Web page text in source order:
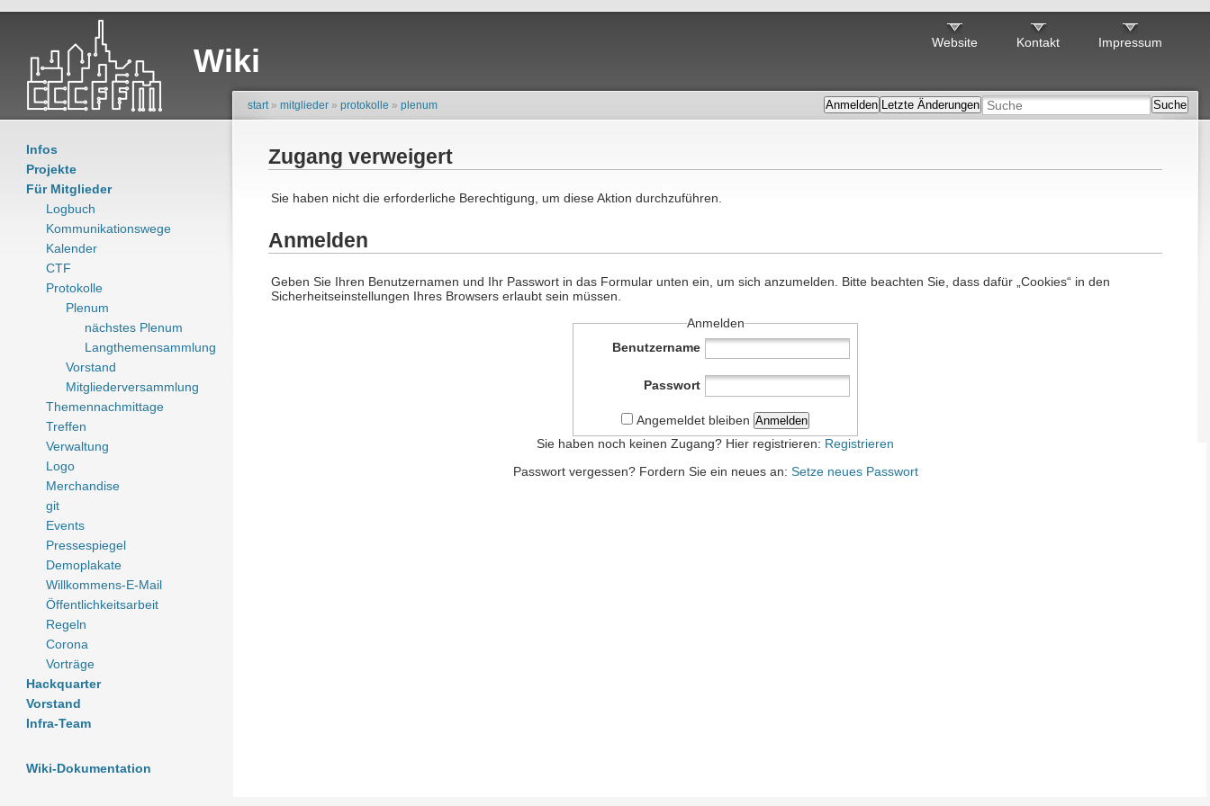
Website Kontakt Impressum
Wiki
Infos
Projekte
Für Mitglieder
Logbuch
Kommunikationswege
Kalender
CTF
Protokolle
Plenum
nächstes Plenum
Langthemensammlung
Vorstand
Mitgliederversammlung
Themennachmittage
Treffen
Verwaltung
Logo
Merchandise
git
Events
Pressespiegel
Demoplakate
Willkommens-E-Mail
Öffentlichkeitsarbeit
Regeln
Corona
Vorträge
Hackquarter
Vorstand
Infra-Team
Wiki-Dokumentation
start » mitglieder » protokolle » plenum Anmelden Letzte Änderungen Suche
Zugang verweigert
Sie haben nicht die erforderliche Berechtigung, um diese Aktion durchzuführen.
Anmelden
Geben Sie Ihren Benutzernamen und Ihr Passwort in das Formular unten ein, um sich anzumelden. Bitte beachten Sie, dass dafür „Cookies“ in den
Sicherheitseinstellungen Ihres Browsers erlaubt sein müssen.
Anmelden
Benutzername
Passwort
Angemeldet bleiben Anmelden
Sie haben noch keinen Zugang? Hier registrieren: Registrieren
Passwort vergessen? Fordern Sie ein neues an: Setze neues Passwort